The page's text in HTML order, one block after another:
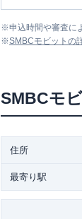
※申込時間や審査に
※SMBCモビット の
SMBCモ
住所
最寄り駅